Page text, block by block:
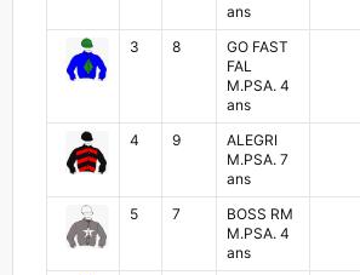
ans
3
8
GO FAST
FAL
M.PSA. 4
ans
4 9
ALEGRI
M.PSA. 7
ans
5 7
BOSS RM
M.PSA. 4
ans